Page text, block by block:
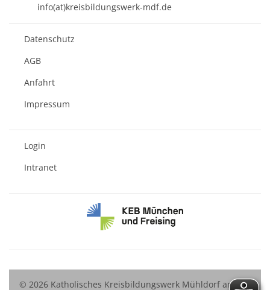
info(at)kreisbildungswerk-mdf.de
Datenschutz
AGB
Anfahrt
Impressum
Login
Intranet
© 2026 Katholisches Kreisbildungswerk Mühldorf am Inn